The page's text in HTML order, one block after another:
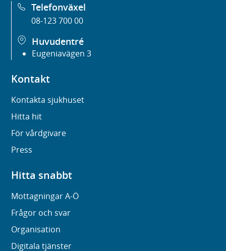
Telefonväxel
08-123 700 00
Huvudentré
Eugeniavägen 3
Kontakt
Kontakta sjukhuset
Hitta hit
För vårdgivare
Press
Hitta snabbt
Mottagningar A-Ö
Frågor och svar
Organisation
Digitala tjänster